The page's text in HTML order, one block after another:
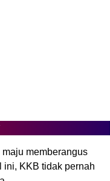
memberangus
ini, KKB tidak pernah